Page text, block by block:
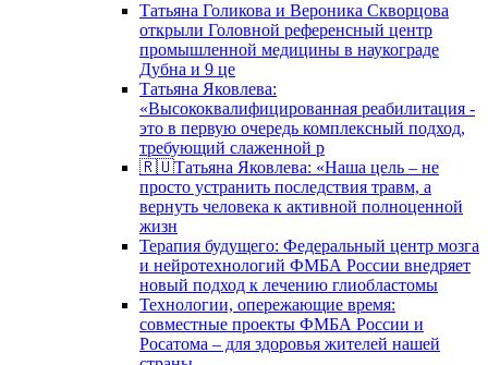
Татьяна Голикова и Вероника Скворцова
открыли Головной референсный центр
промышленной медицины в наукограде
Дубна и 9 це
Татьяна Яковлева:
«Высококвалифицированная реабилитация -
это в первую очередь комплексный подход,
требующий слаженной р
🇷🇺Татьяна Яковлева: «Наша цель – не
просто устранить последствия травм, а
вернуть человека к активной полноценной
жизн
Терапия будущего: Федеральный центр мозга
и нейротехнологий ФМБА России внедряет
новый подход к лечению глиобластомы
Технологии, опережающие время:
совместные проекты ФМБА России и
Росатома – для здоровья жителей нашей